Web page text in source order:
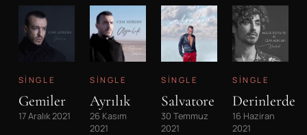
SINGLE
Gemiler
17 Aralık 2021
SINGLE
Ayrılık
26 Kasım
2021
SINGLE
Salvatore
30 Temmuz
2021
SINGLE
Derinlerde
16 Haziran
2021